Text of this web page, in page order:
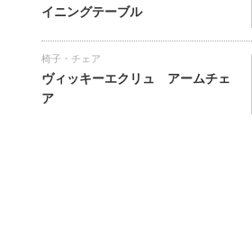
イニングテーブル
椅子・チェア
ヴィッキーエクリュ アームチェ
ア